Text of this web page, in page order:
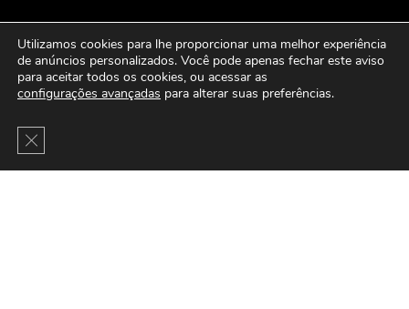
Utilizamos cookies para lhe proporcionar uma melhor experiência
de anúncios personalizados. Você pode apenas fechar este aviso
para aceitar todos os cookies, ou acessar as
configurações avançadas para alterar suas preferências.
Close GDPR Cookie Banner